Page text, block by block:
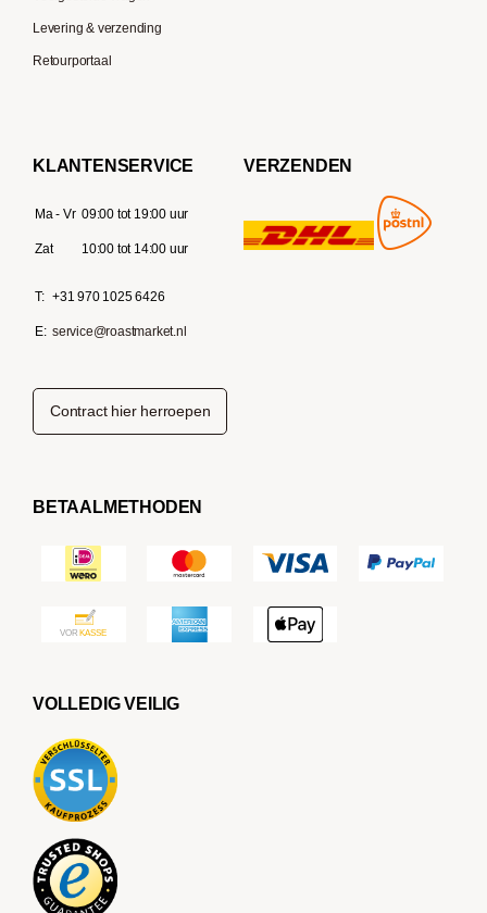
Levering & verzending
Retourportaal
KLANTENSERVICE
Ma - Vr 09:00 tot 19:00 uur
Zat 10:00 tot 14:00 uur
T: +31 970 1025 6426
E: service@roastmarket.nl
VERZENDEN
Contract hier herroepen
BETAALMETHODEN
VOLLEDIG VEILIG